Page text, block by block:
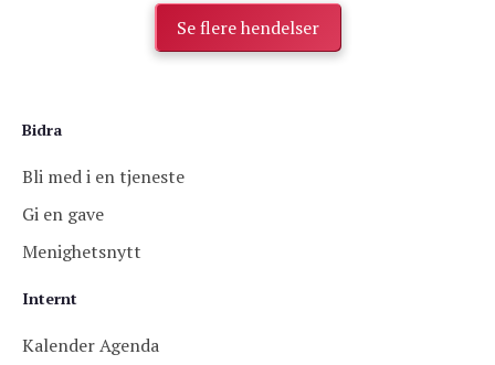
Se flere hendelser
Bidra
Bli med i en tjeneste
Gi en gave
Menighetsnytt
Internt
Kalender Agenda